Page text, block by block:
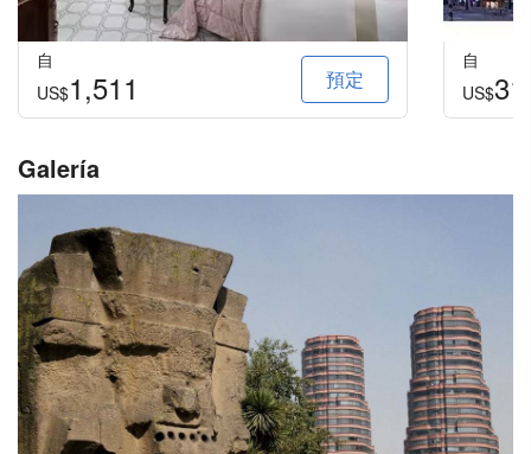
自
US$1,511 預定
自
US$
Galería